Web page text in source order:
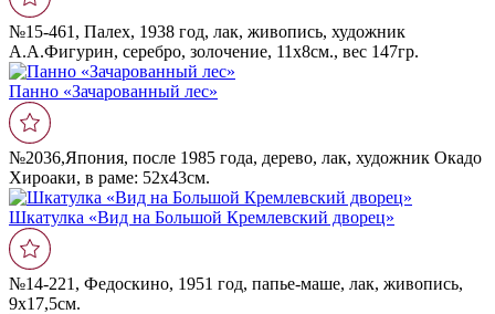
№15-461, Палех, 1938 год, лак, живопись, художник
А.А.Фигурин, серебро, золочение, 11х8см., вес 147гр.
Панно «Зачарованный лес»
№2036,Япония, после 1985 года, дерево, лак, художник Окадо
Хироаки, в раме: 52х43см.
Шкатулка «Вид на Большой Кремлевский дворец»
№14-221, Федоскино, 1951 год, папье-маше, лак, живопись,
9х17,5cм.